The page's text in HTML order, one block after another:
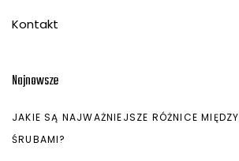
Kontakt
Najnowsze
JAKIE SĄ NAJWAŻNIEJSZE RÓŻNICE
ŚRUBAMI?